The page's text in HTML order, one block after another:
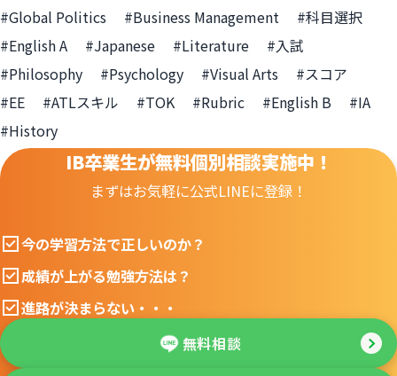
#Global Politics
#Business Management
#科目選択
#English A
#Japanese #Literature
#入試
#Philosophy
#Psychology #Visual Arts
#スコア
#EE
#ATLスキル #TOK #Rubric #English B
#IA
#History
IB卒業生が無料個別相談実施中！
まずはお気軽に公式LINEに登録！
今の学習方法で正しいのか？
成績が上がる勉強方法は？
進路が決まらない・・・
無料相談